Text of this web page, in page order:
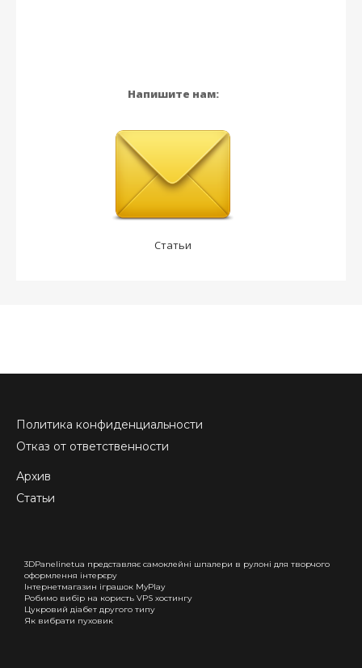
Напишите нам:
Статьи
Политика конфиденциальности
Отказ от ответственности
Архив
Статьи
3DPanelinetua представляє самоклейні шпалери в рулоні для творчого
оформлення інтерєру
Інтернетмагазин іграшок MyPlay
Робимо вибір на користь VPS хостингу
Цукровий діабет другого типу
Як вибрати пуховик